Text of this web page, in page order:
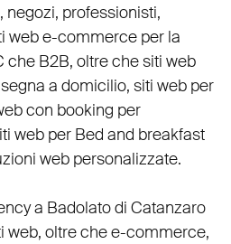
, negozi, professionisti,
web e-commerceper la
che B2B, oltre chesiti web
a domicilio, siti web per
con booking per
web per Bed and breakfast
web personalizzate.
a Badolatodi Catanzaro
web, oltre chee-commerce,